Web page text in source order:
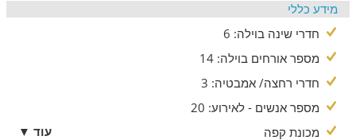
מידע כללי
חדרי שינה בוילה: 6
מספר אורחים בוילה: 14
חדרי רחצה/ אמבטיה: 3
מספר אנשים - לאירוע: 20
מכונת קפה
עוד ▼